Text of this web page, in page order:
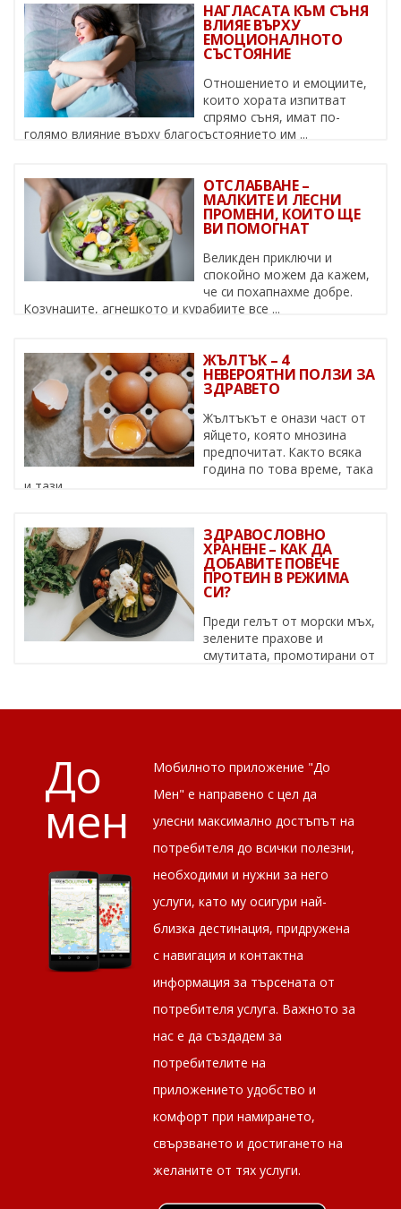
НАГЛАСАТА КЪМ СЪНЯ
ВЛИЯЕ ВЪРХУ
ЕМОЦИОНАЛНОТО
СЪСТОЯНИЕ
Отношението и емоциите,
които хората изпитват
спрямо съня, имат по-
голямо влияние върху благосъстоянието им ...
ОТСЛАБВАНЕ –
МАЛКИТЕ И ЛЕСНИ
ПРОМЕНИ, КОИТО ЩЕ
ВИ ПОМОГНАТ
Великден приключи и
спокойно можем да кажем,
че си похапнахме добре.
Козунаците, агнешкото и курабиите все ...
ЖЪЛТЪК – 4
НЕВЕРОЯТНИ ПОЛЗИ ЗА
ЗДРАВЕТО
Жълтъкът е онази част от
яйцето, която мнозина
предпочитат. Както всяка
година по това време, така
и тази, ...
ЗДРАВОСЛОВНО
ХРАНЕНЕ – КАК ДА
ДОБАВИТЕ ПОВЕЧЕ
ПРОТЕИН В РЕЖИМА
СИ?
Преди гелът от морски мъх,
зелените прахове и
смутитата, промотирани от
До
мен
Мобилното приложение "До
Мен" е направено с цел да
улесни максимално достъпът на
потребителя до всички полезни,
необходими и нужни за него
услуги, като му осигури най-
близка дестинация, придружена
с навигация и контактна
информация за търсената от
потребителя услуга. Важното за
нас е да създадем за
потребителите на
приложението удобство и
комфорт при намирането,
свързването и достигането на
желаните от тях услуги.